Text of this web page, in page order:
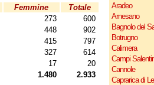
Aradeo
Arnesano
Bagnolo del
Botrugno
Calimera
Campi
Cannole
Caprarica di
Femmine
Totale
273
600
448
902
415
797
327
614
17
20
1.480 2.933